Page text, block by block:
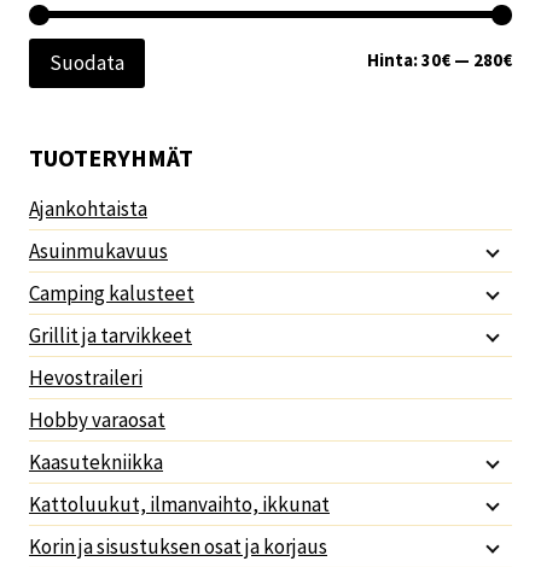
Suodata Hinta:30€ — 280€
TUOTERYHMÄT
Ajankohtaista
Asuinmukavuus
Camping kalusteet
Grillit ja tarvikkeet
Hevostraileri
Hobby varaosat
Kaasutekniikka
Kattoluukut, ilmanvaihto, ikkunat
Korin ja sisustuksen osat ja korjaus